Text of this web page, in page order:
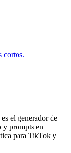
cortos.
el generador de
y prompts en
para TikTok y